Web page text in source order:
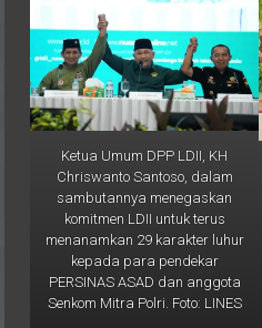
Ketua Umum DPP LDII, KH
Chriswanto Santoso, dalam
sambutannya menegaskan
komitmen LDII untuk terus
menanamkan 29 karakter luhur
kepada para pendekar
PERSINAS ASAD dan anggota
Senkom Mitra Polri. Foto: LINES